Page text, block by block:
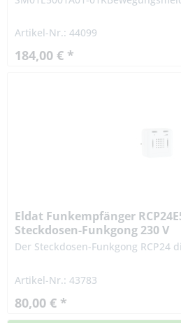
Artikel-Nr.: 44099
184,00 € *
Eldat Funkempfänger
Steckdosen-Funkgong 230 V
Der Steckdosen-Funkgong RCP24
Artikel-Nr.: 43783
80,00 € *